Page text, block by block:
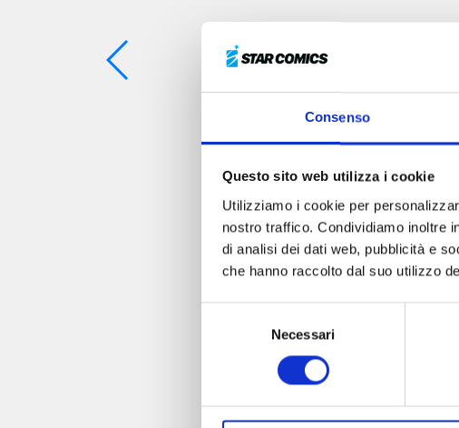
Consenso
Questo sito web utilizza i cookie
Utilizziamo i cookie per
nostro traffico. Condividiamo inoltre
di analisi dei dati web, pubblicità e
che hanno raccolto dal suo utilizzo
Necessari